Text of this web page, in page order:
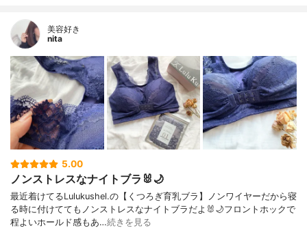
美容好き
nita
5.00
ノンストレスなナイトブラ🐰🌙
最近着けてるLulukushel.の【くつろぎ育乳ブラ】ノンワイヤーだから寝
る時に付けててもノンストレスなナイトブラだよ🐰🌙フロントホックで
程よいホールド感もあ…続きを見る